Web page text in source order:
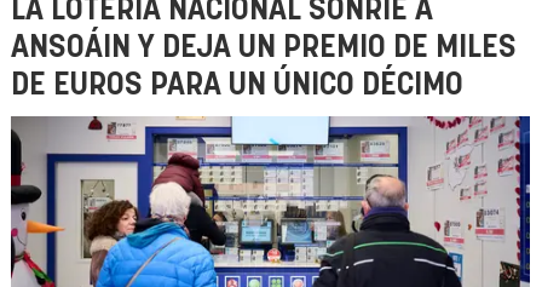
LA LOTERÍA NACIONAL SONRÍE A
ANSOÁIN Y DEJA UN PREMIO DE MILES
DE EUROS PARA UN ÚNICO DÉCIMO